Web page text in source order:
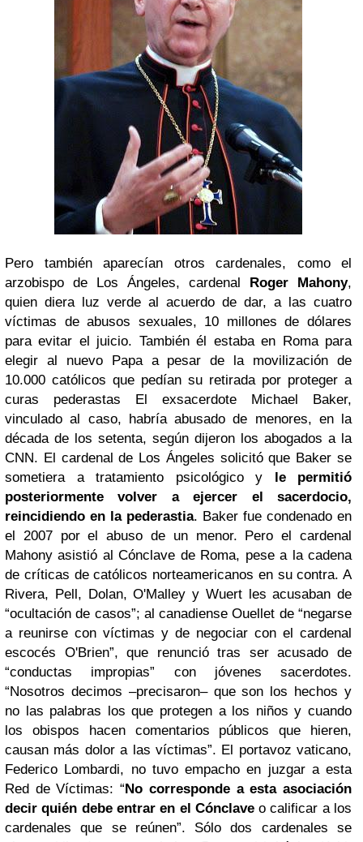
Pero también aparecían otros cardenales, como el
arzobispo de Los Ángeles, cardenal Roger Mahony,
quien diera luz verde al acuerdo de dar, a las cuatro
víctimas de abusos sexuales, 10 millones de dólares
para evitar el juicio. También él estaba en Roma para
elegir al nuevo Papa a pesar de la movilización de
10.000 católicos que pedían su retirada por proteger a
curas pederastas El exsacerdote Michael Baker,
vinculado al caso, habría abusado de menores, en la
década de los setenta, según dijeron los abogados a la
CNN. El cardenal de Los Ángeles solicitó que Baker se
sometiera a tratamiento psicológico y
le permitió
posteriormente volver a ejercer el sacerdocio,
reincidiendo en la pederastia. Baker fue condenado en
el 2007 por el abuso de un menor. Pero el cardenal
Mahony asistió al Cónclave de Roma, pese a la cadena
de críticas de católicos norteamericanos en su contra. A
Rivera, Pell, Dolan, O'Malley y Wuert les acusaban de
“ocultación de casos”; al canadiense Ouellet de “negarse
a reunirse con víctimas y de negociar con el cardenal
escocés O'Brien”, que renunció tras ser acusado de
“conductas impropias” con jóvenes sacerdotes.
“Nosotros decimos –precisaron– que son los hechos y
no las palabras los que protegen a los niños y cuando
los obispos hacen comentarios públicos que hieren,
causan más dolor a las víctimas”. El portavoz vaticano,
Federico Lombardi, no tuvo empacho en juzgar a esta
Red de Víctimas: “No corresponde a esta asociación
decir quién debe entrar en el Cónclaveo calificar a los
cardenales que se reúnen”. Sólo dos cardenales se